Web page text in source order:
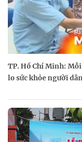
TP. Hồ Chí Minh:
lo sức khỏe người